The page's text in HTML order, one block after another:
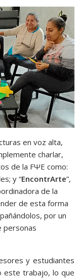
en voz alta,
charlar,
de la FΨE como:
y “EncontrArte”,
de la
de esta forma
por un
personas
y estudiantes
este trabajo, lo que